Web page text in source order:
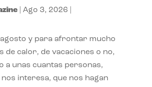
|Ago 3, 2026
agosto y para afrontar mucho
de calor, de vacaciones o no,
a unas cuantas personas,
interesa, que nos hagan